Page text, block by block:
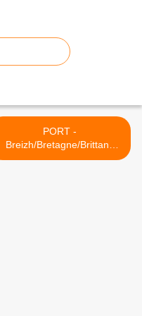
PORT -
Breizh/Bretagne/Brittany
(Celtic Culture of Breizh) >